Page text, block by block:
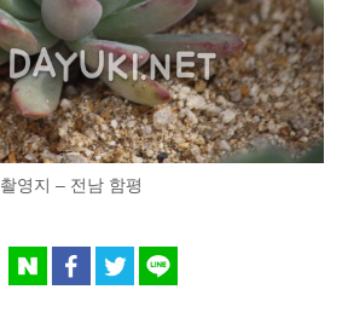
촬영지 – 전남 함평